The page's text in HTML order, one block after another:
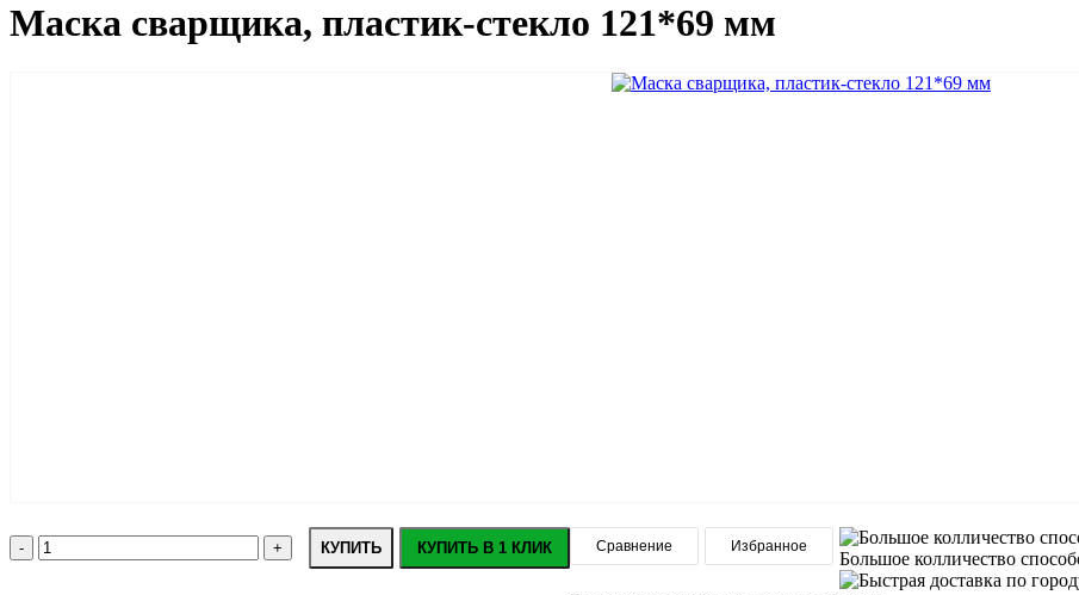
Маска сварщика, пластик-стекло 121*69 мм
КУПИТЬ КУПИТЬ В 1 КЛИК Сравнение Избранное
Большое колличество